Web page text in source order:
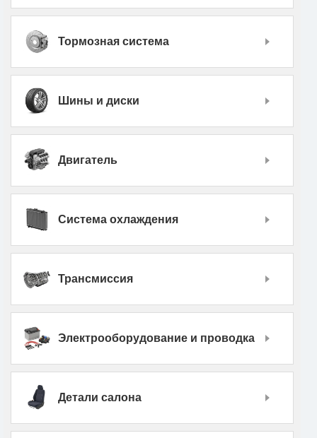
Тормозная система
Шины и диски
Двигатель
Система охлаждения
Трансмиссия
Электрооборудование и проводка
Детали салона